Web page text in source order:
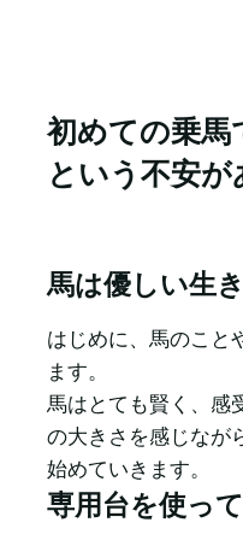
初めての乗
という不安が
馬は優しい生
はじめに、馬のこと
ます。
馬はとても賢く、感
の大きさを感じなが
始めていきます。
専用台を使っ